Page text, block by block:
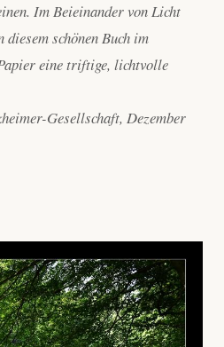
Im Beieinander von Licht
schönen Buch im
eine triftige, lichtvolle
Gesellschaft, Dezember